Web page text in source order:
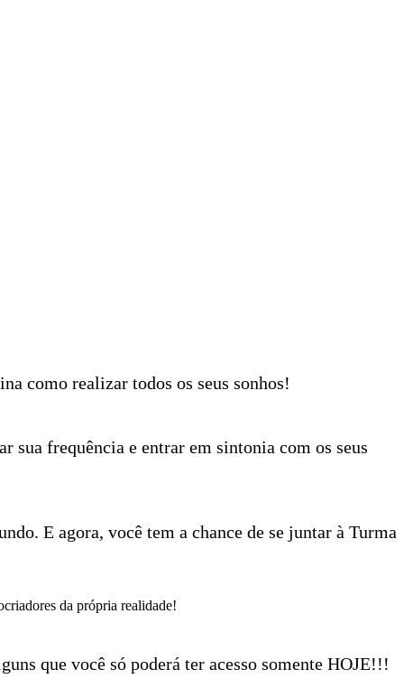
como realizar todos os seus sonhos!
sua frequência e entrar em sintonia com os seus
E agora, você tem a chance de se juntar à Turma
da própria realidade!
que você só poderá ter acesso somente HOJE!!!